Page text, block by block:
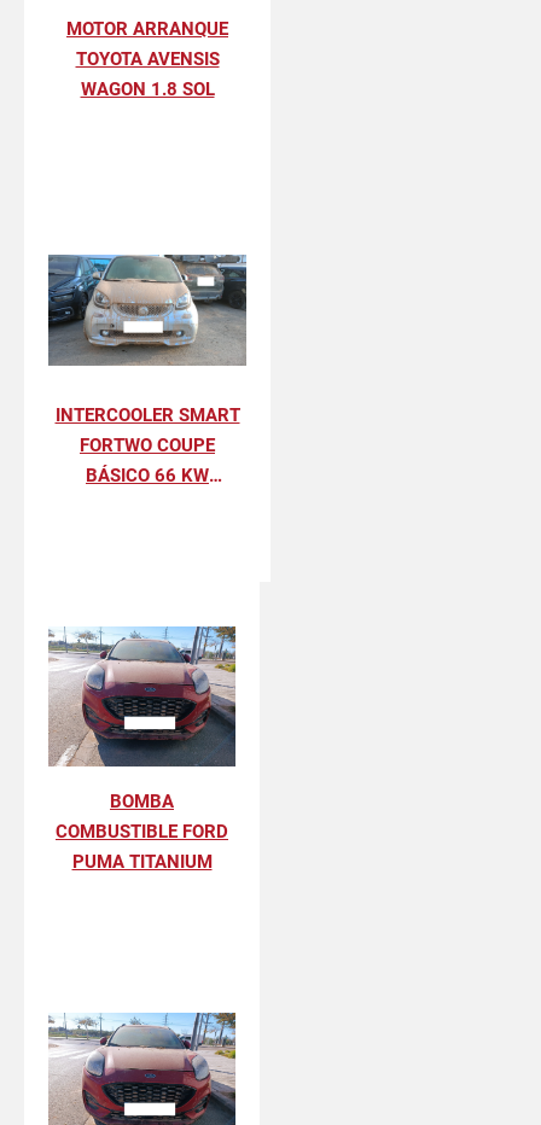
MOTOR ARRANQUE
TOYOTA AVENSIS
WAGON 1.8 SOL
INTERCOOLER SMART
FORTWO COUPE
BÁSICO 66 KW
BOMBA
COMBUSTIBLE FORD
PUMA TITANIUM